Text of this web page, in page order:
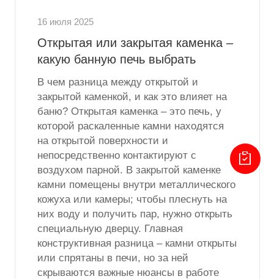
16 июля 2025
Открытая или закрытая каменка –
какую банную печь выбрать
В чем разница между открытой и
закрытой каменкой, и как это влияет на
баню? Открытая каменка – это печь, у
которой раскаленные камни находятся
на открытой поверхности и
непосредственно контактируют с
воздухом парной. В закрытой каменке
камни помещены внутри металлического
кожуха или камеры; чтобы плеснуть на
них воду и получить пар, нужно открыть
специальную дверцу. Главная
конструктивная разница – камни открыты
или спрятаны в печи, но за ней
скрываются важные нюансы в работе